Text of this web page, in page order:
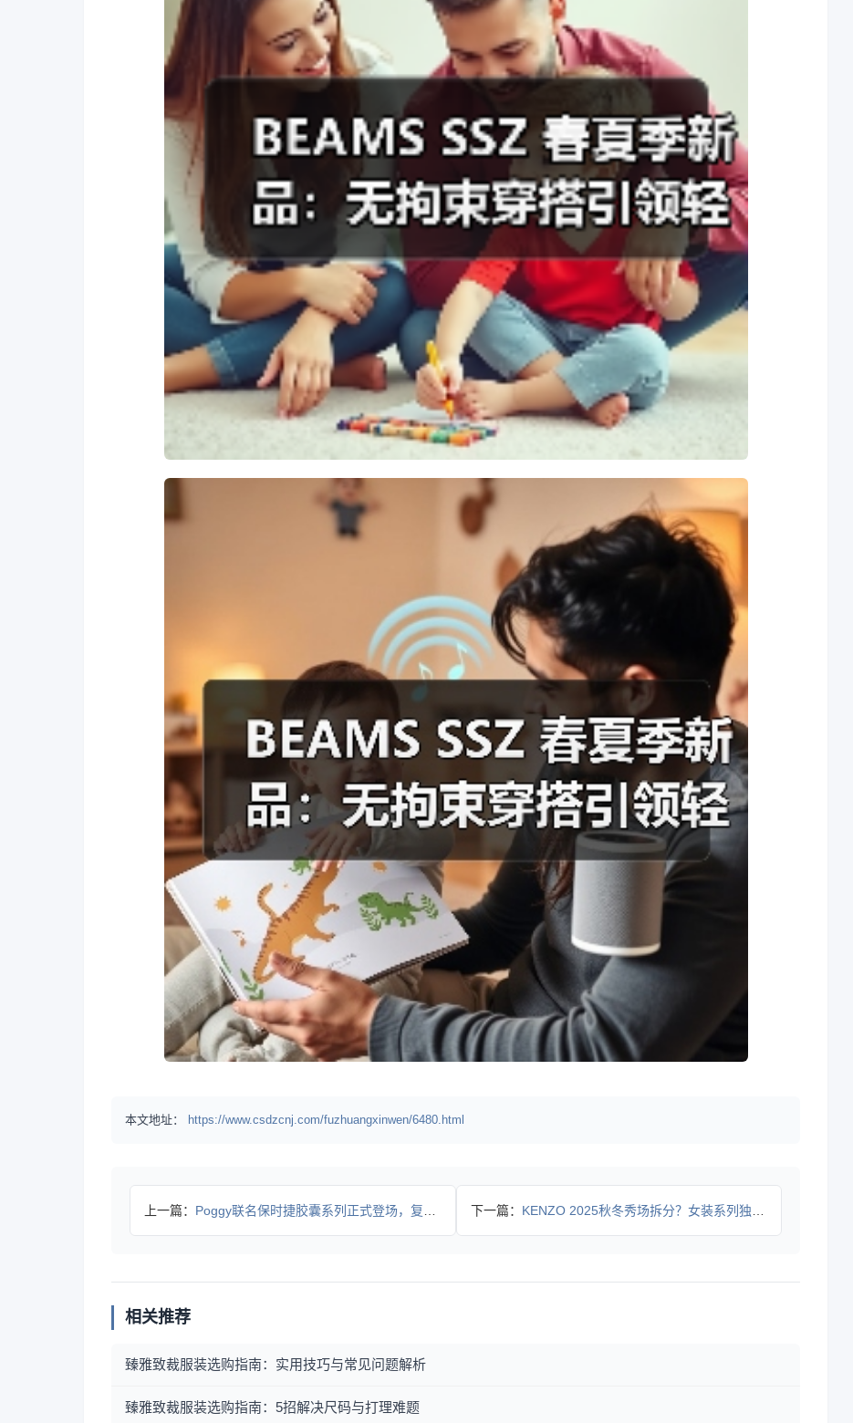
本文地址： https://www.csdzcnj.com/fuzhuangxinwen/6480.html
上一篇： Poggy联名保时捷胶囊系列正式登场，复古时尚邂逅经典设计 下一篇： KENZO 2025秋冬秀场拆分？女装系列独立展示引关注
相关推荐
臻雅致裁服装选购指南：实用技巧与常见问题解析
臻雅致裁服装选购指南：5招解决尺码与打理难题